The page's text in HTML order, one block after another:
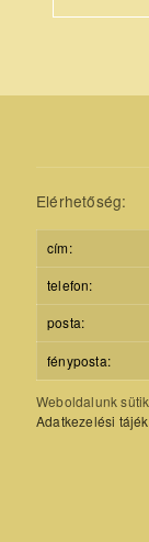
Elérhetőség:
cím:
telefon:
posta:
fényposta:
Weboldalunk
Adatkezelési